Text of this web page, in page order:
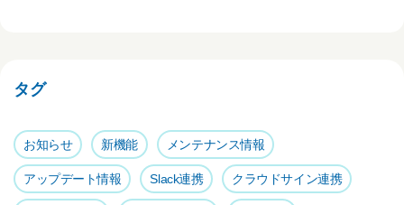
b
o
k
タグ
お知らせ 新機能 メンテナンス情報
アップデート情報 Slack連携 クラウドサイン連携